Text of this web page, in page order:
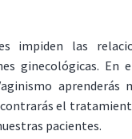
impiden las
ginecológicas. En
aprenderás
el
pacientes.